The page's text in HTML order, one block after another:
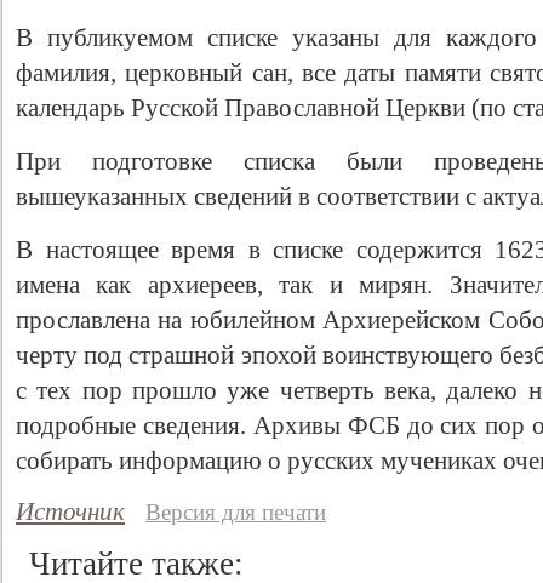
В публикуемом списке указаны для
фамилия, церковный сан, все даты памяти
календарь Русской Православной Церкви (по
При подготовке списка были
вышеуказанных сведений в соответствии с
В настоящее время в списке содержится
имена как архиереев, так и мирян.
прославлена на юбилейном Архиерейском
черту под страшной эпохой воинствующего
с тех пор прошло уже четверть века, далеко
подробные сведения. Архивы ФСБ до сих пор
собирать информацию о русских мучениках
Источник
Версия для печати
Читайте также: